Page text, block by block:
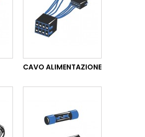
CAVO ALIMENTAZIONE